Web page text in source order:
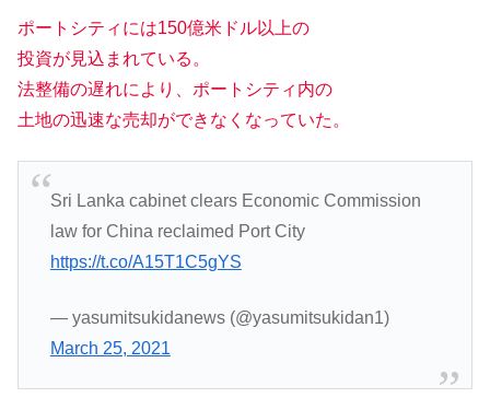
ポートシティには150億米ドル以上の
投資が見込まれている。
法整備の遅れにより、ポートシティ内の
土地の迅速な売却ができなくなっていた。
Sri Lanka cabinet clears Economic Commission
law for China reclaimed Port City
https://t.co/A15T1C5gYS
— yasumitsukidanews (@yasumitsukidan1)
March 25, 2021